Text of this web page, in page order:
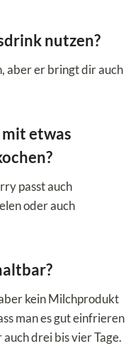
nutzen?
aber er bringt dir auch
mit etwas
passt auch
oder auch
kein Milchprodukt
man es gut einfrieren
drei bis vier Tage.